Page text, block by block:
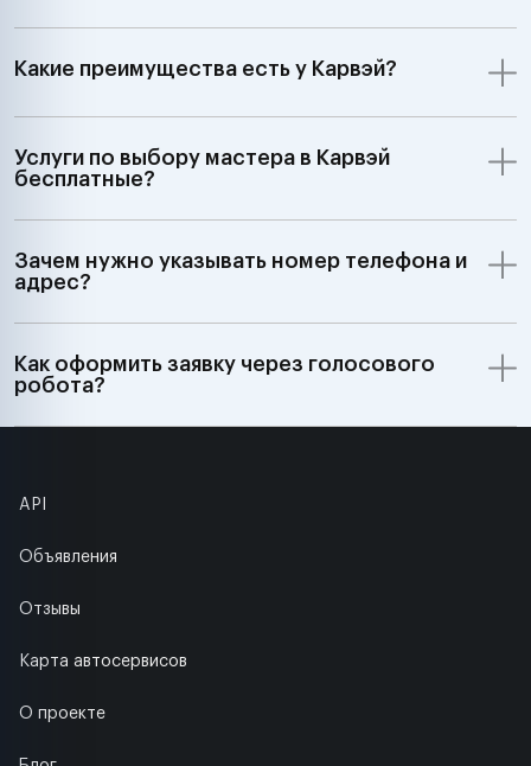
Какие преимущества есть у Карвэй?
Услуги по выбору мастера в Карвэй
бесплатные?
Зачем нужно указывать номер телефона и
адрес?
Как оформить заявку через голосового
робота?
API
Объявления
Отзывы
Карта автосервисов
О проекте